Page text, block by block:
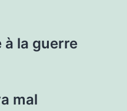
à la guerre
mal